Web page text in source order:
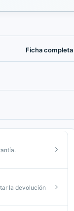
Ficha completa
la devolución